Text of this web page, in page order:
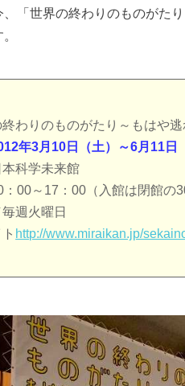
、「世界の終わりのものがた
終わりのものがたり～もはや
年3月10日（土）～6月11日
科学未来館
：00～17：00（入館は閉館の
週火曜日
http://www.miraikan.jp/